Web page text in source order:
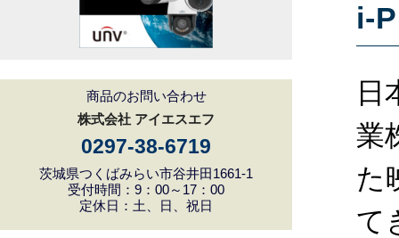
商品のお問い合わせ
株式会社 アイエスエフ
0297-38-6719
茨城県つくばみらい市谷井田1661-1
受付時間：9：00～17：00
定休日：土、日、祝日
i-
日
業
た
て